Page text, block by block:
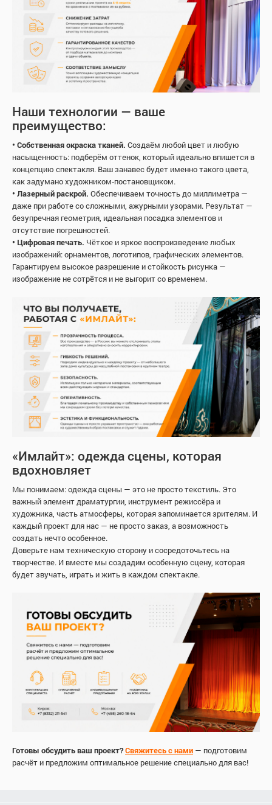
Наши технологии — ваше
преимущество:
• Собственная окраска тканей. Создаём любой цвет и любую
насыщенность: подберём оттенок, который идеально впишется в
концепцию спектакля. Ваш занавес будет именно такого цвета,
как задумано художником‑постановщиком.
• Лазерный раскрой. Обеспечиваем точность до миллиметра —
даже при работе со сложными, ажурными узорами. Результат —
безупречная геометрия, идеальная посадка элементов и
отсутствие погрешностей.
• Цифровая печать. Чёткое и яркое воспроизведение любых
изображений: орнаментов, логотипов, графических элементов.
Гарантируем высокое разрешение и стойкость рисунка —
изображение не сотрётся и не выгорит со временем.
«Имлайт»: одежда сцены, которая
вдохновляет
Мы понимаем: одежда сцены — это не просто текстиль. Это
важный элемент драматургии, инструмент режиссёра и
художника, часть атмосферы, которая запоминается зрителям. И
каждый проект для нас — не просто заказ, а возможность
создать нечто особенное.
Доверьте нам техническую сторону и сосредоточьтесь на
творчестве. И вместе мы создадим особенную сцену, которая
будет звучать, играть и жить в каждом спектакле.
Готовы обсудить ваш проект?Свяжитесь с нами — подготовим
расчёт и предложим оптимальное решение специально для вас!